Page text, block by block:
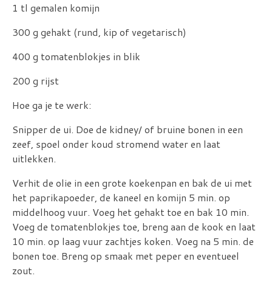
1 tl gemalen komijn
300 g gehakt (rund, kip of vegetarisch)
400 g tomatenblokjes in blik
200 g rijst
Hoe ga je te werk:
Snipper de ui. Doe de kidney/ of bruine bonen in een
zeef, spoel onder koud stromend water en laat
uitlekken.
Verhit de olie in een grote koekenpan en bak de ui met
het paprikapoeder, de kaneel en komijn 5 min. op
middelhoog vuur. Voeg het gehakt toe en bak 10 min.
Voeg de tomatenblokjes toe, breng aan de kook en laat
10 min. op laag vuur zachtjes koken. Voeg na 5 min. de
bonen toe. Breng op smaak met peper en eventueel
zout.